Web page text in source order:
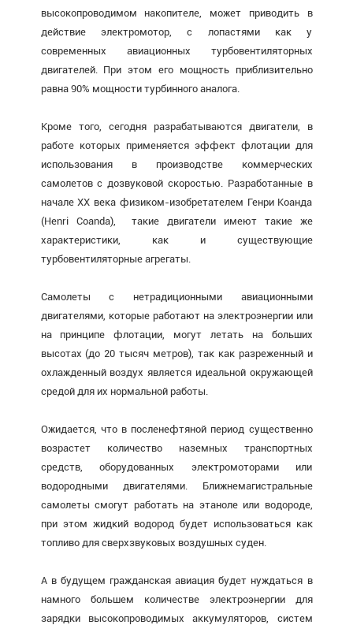
высокопроводимом накопителе, может приводить в
действие электромотор, с лопастями как у
современных авиационных турбовентиляторных
двигателей. При этом его мощность приблизительно
равна 90% мощности турбинного аналога.
Кроме того, сегодня разрабатываются двигатели, в
работе которых применяется эффект флотации для
использования в производстве коммерческих
самолетов с дозвуковой скоростью. Разработанные в
начале ХХ века физиком-изобретателем Генри Коанда
(Henri Coanda), такие двигатели имеют такие же
характеристики, как и существующие
турбовентиляторные агрегаты.
Самолеты с нетрадиционными авиационными
двигателями, которые работают на электроэнергии или
на принципе флотации, могут летать на больших
высотах (до 20 тысяч метров), так как разреженный и
охлажденный воздух является идеальной окружающей
средой для их нормальной работы.
Ожидается, что в посленефтяной период существенно
возрастет количество наземных транспортных
средств, оборудованных электромоторами или
водородными двигателями. Ближнемагистральные
самолеты смогут работать на этаноле или водороде,
при этом жидкий водород будет использоваться как
топливо для сверхзвуковых воздушных суден.
А в будущем гражданская авиация будет нуждаться в
намного большем количестве электроэнергии для
зарядки высокопроводимых аккумуляторов, систем